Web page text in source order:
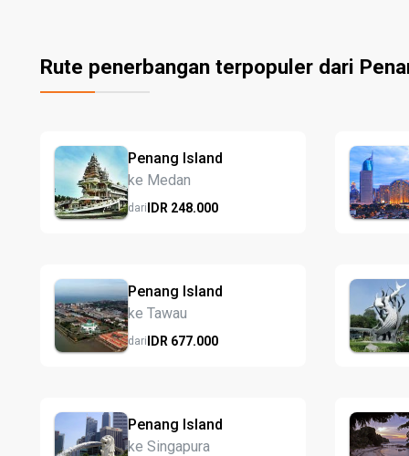
Rute penerbangan terpopuler dari
Penang Island
ke Medan
dariIDR 248.000
Penang Island
ke Tawau
dariIDR 677.000
Penang Island
ke Singapura